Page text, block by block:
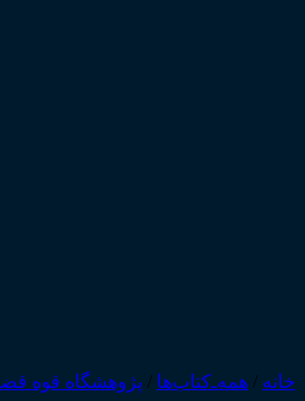
خانه / همه‌ـ‌کتاب‌ها / پژوهشگاه قوه